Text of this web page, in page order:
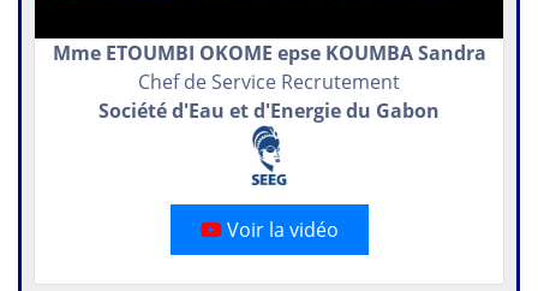
Mme ETOUMBI OKOME epse KOUMBA Sandra
Chef de Service Recrutement
Société d'Eau et d'Energie du Gabon
Voir la vidéo